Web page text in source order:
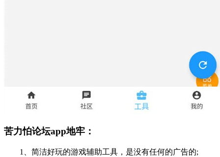
苦力怕论坛app地牢：
1、简洁好玩的游戏辅助工具，是没有任何的广告的;